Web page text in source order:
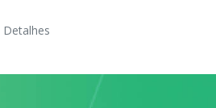
Detalhes